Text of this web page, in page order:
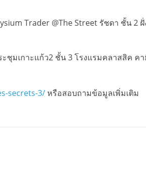
Trader @The Street รัชดา ชั้น 2 ฝั่
ชุมเกาะแก้ว2 ชั้น 3 โรงแรมคลาสสิค ค
secrets-3/หรือสอบถามข้อมูลเพิ่มเติม